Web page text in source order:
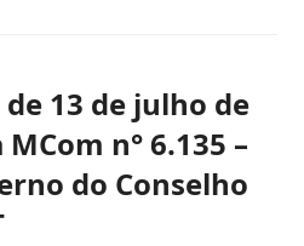
13 de julho de
n° 6.135 –
do Conselho